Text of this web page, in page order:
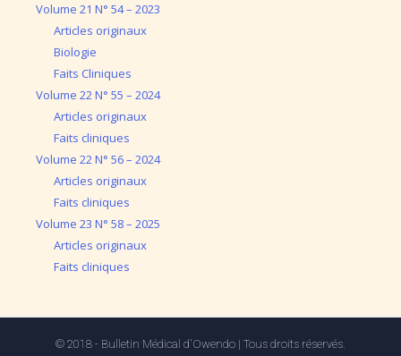
Volume 21 N° 54 – 2023
Articles originaux
Biologie
Faits Cliniques
Volume 22 N° 55 – 2024
Articles originaux
Faits cliniques
Volume 22 N° 56 – 2024
Articles originaux
Faits cliniques
Volume 23 N° 58 – 2025
Articles originaux
Faits cliniques
© 2018 - Bulletin Médical d'Owendo | Tous droits réservés.